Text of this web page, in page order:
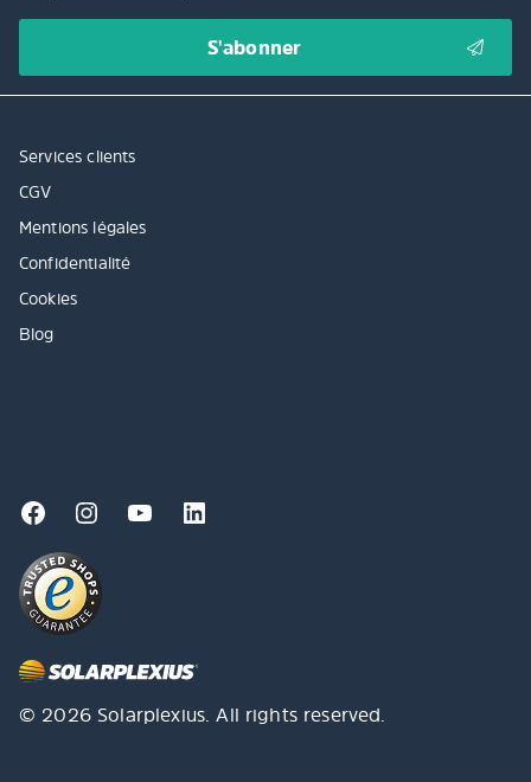
Services clients
CGV
Mentions légales
Confidentialité
Cookies
Blog
© 2026 Solarplexius. All rights reserved.